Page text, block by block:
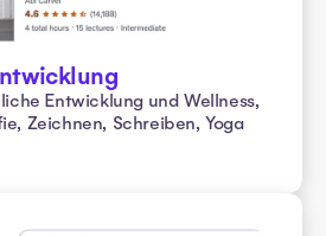
Entwicklung und Wellness,
Zeichnen, Schreiben, Yoga